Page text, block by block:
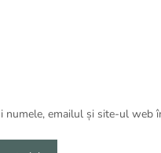
numele, emailul și site-ul web